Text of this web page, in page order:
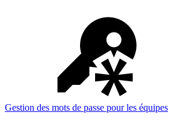
Gestion des mots de passe pour les équipes